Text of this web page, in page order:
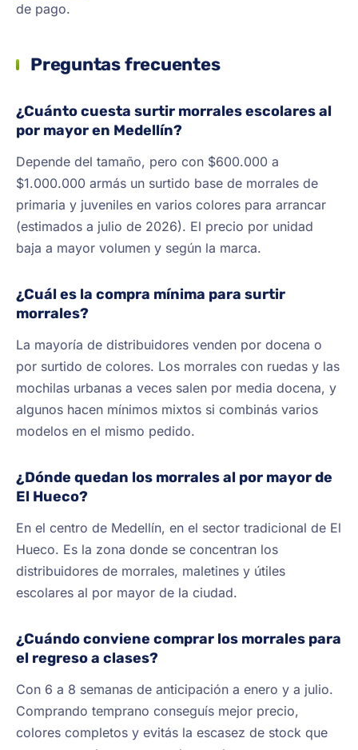
de pago.
Preguntas frecuentes
¿Cuánto cuesta surtir morrales escolares al
por mayor en Medellín?
Depende del tamaño, pero con $600.000 a
$1.000.000 armás un surtido base de morrales de
primaria y juveniles en varios colores para arrancar
(estimados a julio de 2026). El precio por unidad
baja a mayor volumen y según la marca.
¿Cuál es la compra mínima para surtir
morrales?
La mayoría de distribuidores venden por docena o
por surtido de colores. Los morrales con ruedas y las
mochilas urbanas a veces salen por media docena, y
algunos hacen mínimos mixtos si combinás varios
modelos en el mismo pedido.
¿Dónde quedan los morrales al por mayor de
El Hueco?
En el centro de Medellín, en el sector tradicional de El
Hueco. Es la zona donde se concentran los
distribuidores de morrales, maletines y útiles
escolares al por mayor de la ciudad.
¿Cuándo conviene comprar los morrales para
el regreso a clases?
Con 6 a 8 semanas de anticipación a enero y a julio.
Comprando temprano conseguís mejor precio,
colores completos y evitás la escasez de stock que